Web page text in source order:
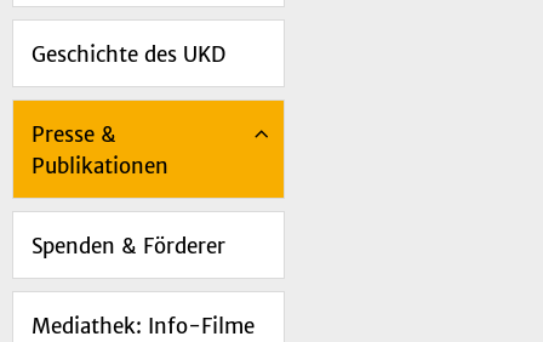
Geschichte des UKD
Presse &
Publikationen
Spenden & Förderer
Mediathek: Info-Filme